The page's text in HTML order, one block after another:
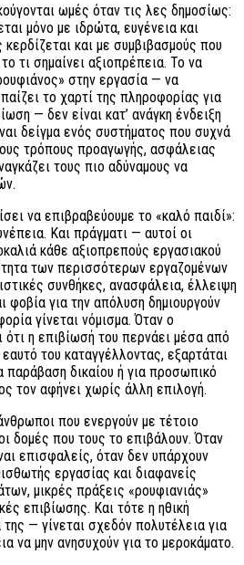
ωμές όταν τις λες δημοσίως:
μόνο με ιδρώτα, ευγένεια και
και με συμβιβασμούς που
τι σημαίνει αξιοπρέπεια. Το να
στην εργασία — να
το χαρτί της πληροφορίας για
— δεν είναι κατ’ ανάγκη ένδειξη
δείγμα ενός συστήματος που συχνά
τρόπους προαγωγής, ασφάλειας
τους πιο αδύναμους να
να επιβραβεύουμε το «καλό παιδί»:
Και πράγματι — αυτοί οι
κάθε αξιοπρεπούς εργασιακού
των περισσότερων εργαζομένων
συνθήκες, ανασφάλεια, έλλειψη
για την απόλυση δημιουργούν
γίνεται νόμισμα. Όταν ο
ότι η επιβίωσή του περνάει μέσα από
του καταγγέλλοντας, εξαρτάται
παράβαση δικαίου ή για προσωπικό
τον αφήνει χωρίς άλλη επιλογή.
που ενεργούν με τέτοιο
δομές που τους το επιβάλουν. Όταν
επισφαλείς, όταν δεν υπάρχουν
εργασίας και διαφανείς
μικρές πράξεις «ρουφιανιάς»
επιβίωσης. Και τότε η ηθική
— γίνεται σχεδόν πολυτέλεια για
να μην ανησυχούν για το μεροκάματο.